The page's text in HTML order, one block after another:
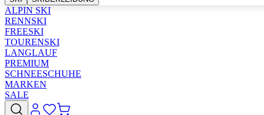
ALPIN SKI
RENNSKI
FREESKI
TOURENSKI
LANGLAUF
PREMIUM
SCHNEESCHUHE
MARKEN
SALE